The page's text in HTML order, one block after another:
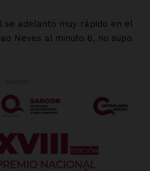
se adelantó muy rápido en el
Neves al minuto 6, no supo